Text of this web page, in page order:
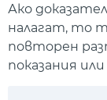
Ако
налагат, то
повторен
показания